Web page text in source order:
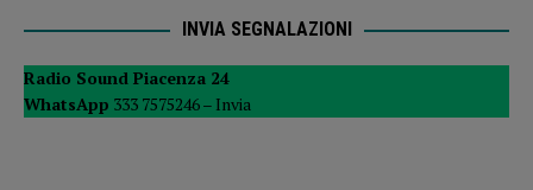
INVIA SEGNALAZIONI
Radio Sound Piacenza 24
WhatsApp 333 7575246 – Invia